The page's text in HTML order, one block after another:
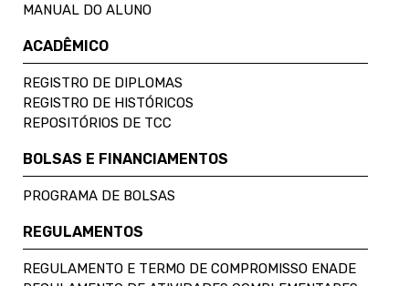
MANUAL DO ALUNO
ACADÊMICO
REGISTRO DE DIPLOMAS
REGISTRO DE HISTÓRICOS
REPOSITÓRIOS DE TCC
BOLSAS E FINANCIAMENTOS
PROGRAMA DE BOLSAS
REGULAMENTOS
REGULAMENTO E TERMO DE COMPROMISSO ENADE